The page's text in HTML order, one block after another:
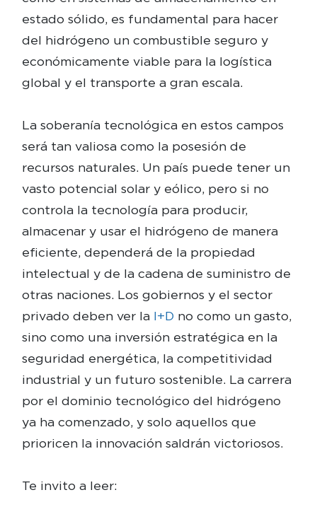
estado sólido, es fundamental para hacer
del hidrógeno un combustible seguro y
económicamente viable para la logística
global y el transporte a gran escala.
La soberanía tecnológica en estos campos
será tan valiosa como la posesión de
recursos naturales. Un país puede tener un
vasto potencial solar y eólico, pero si no
controla la tecnología para producir,
almacenar y usar el hidrógeno de manera
eficiente, dependerá de la propiedad
intelectual y de la cadena de suministro de
otras naciones. Los gobiernos y el sector
privado deben ver la I+D no como un gasto,
sino como una inversión estratégica en la
seguridad energética, la competitividad
industrial y un futuro sostenible. La carrera
por el dominio tecnológico del hidrógeno
ya ha comenzado, y solo aquellos que
prioricen la innovación saldrán victoriosos.
Te invito a leer: